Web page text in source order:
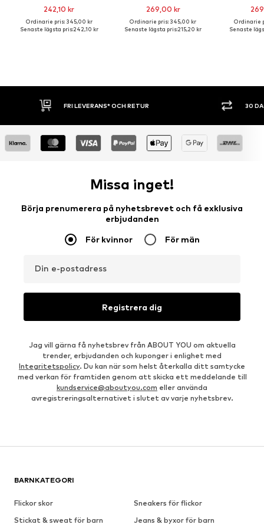
242,10 kr
Ordinarie pris: 345,00 kr
Senaste lägsta pris:242,10 kr
269,00 kr
Ordinarie pris: 345,00 kr
Senaste lägsta pris:215,20 kr
Ordinarie
Senaste
OCH RETUR 30 DAGARS ÖPPET KÖP
Missa inget!
Börja prenumerera på nyhetsbrevet och få exklusiva
erbjudanden
För kvinnor För män
Din e-postadress
Registrera dig
Jag vill gärna få nyhetsbrev från ABOUT YOU om aktuella
trender, erbjudanden och kuponger i enlighet med
Integritetspolicy. Du kan när som helst återkalla ditt samtycke
med verkan för framtiden genom att skicka ett meddelande till
kundservice@aboutyou.com eller använda
avregistreringsalternativet i slutet av varje nyhetsbrev.
BARNKATEGORI
Flickor skor
Sneakers för flickor
Stickat & sweat för barn
Jeans & byxor för barn